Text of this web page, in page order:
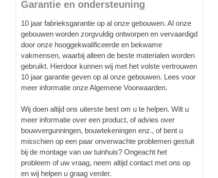
Garantie en ondersteuning
10 jaar fabrieksgarantie op al onze gebouwen. Al onze
gebouwen worden zorgvuldig ontworpen en vervaardigd
door onze hooggekwalificeerde en bekwame
vakmensen, waarbij alleen de beste materialen worden
gebruikt. Hierdoor kunnen wij met het volste vertrouwen
10 jaar garantie geven op al onze gebouwen. Lees voor
meer informatie onze Algemene Voorwaarden.
Wij doen altijd ons uiterste best om u te helpen. Wilt u
meer informatie over een product, of advies over
bouwvergunningen, bouwtekeningen enz., of bent u
misschien op een paar onverwachte problemen gestuit
bij de montage van uw tuinhuis? Ongeacht het
probleem of uw vraag, neem altijd contact met ons op
en wij helpen u graag verder.